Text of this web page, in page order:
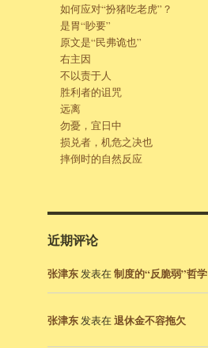
如何应对“扮猪吃老虎”？
是胃“眇要”
原文是“民弗诡也”
右主因
不以责于人
胜利者的诅咒
远离
勿憂，宜日中
损兑者，机危之决也
摔倒时的自然反应
近期评论
张津东发表在制度的“反脆弱”哲学
张津东发表在退休金不容拖欠